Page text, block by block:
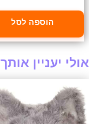
הוספה לסל
אולי יעניין אותך